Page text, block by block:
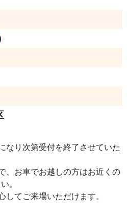
なり次第受付を終了させていた
、お車でお越しの方はお近くの
。
てご来場いただけます。